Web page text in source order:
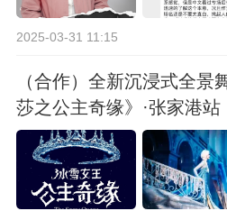
2025-03-31 11:15
（合作）全新沉浸式全景
莎之公主奇缘》·张家港站